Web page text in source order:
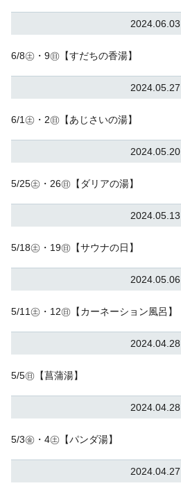
2024.06.03
6/8㊏・9㊐【すだちの香湯】
2024.05.27
6/1㊏・2㊐【あじさいの湯】
2024.05.20
5/25㊏・26㊐【ダリアの湯】
2024.05.13
5/18㊏・19㊐【サウナの日】
2024.05.06
5/11㊏・12㊐【カーネーション風呂】
2024.04.28
5/5㊐【菖蒲湯】
2024.04.28
5/3㊎・4㊏【パンダ湯】
2024.04.27